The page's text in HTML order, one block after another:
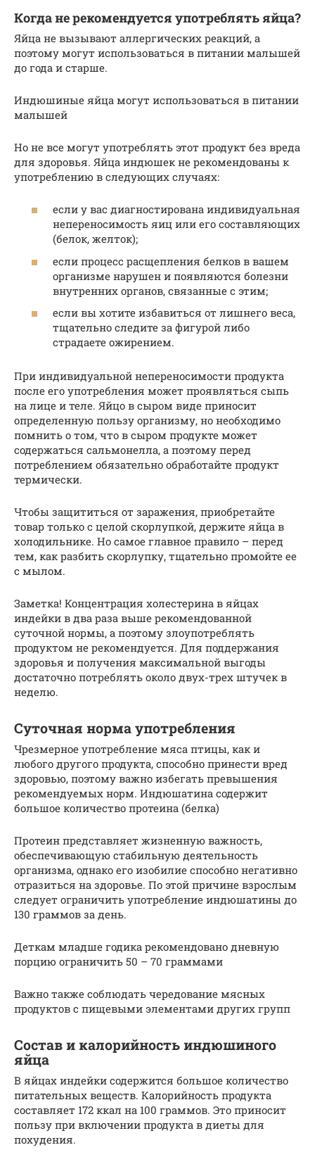
Когда не рекомендуется употреблять яйца?
Яйца не вызывают аллергических реакций, а
поэтому могут использоваться в питании малышей
до года и старше.
Индюшиные яйца могут использоваться в питании
малышей
Но не все могут употреблять этот продукт без вреда
для здоровья. Яйца индюшек не рекомендованы к
употреблению в следующих случаях:
если у вас диагностирована индивидуальная
непереносимость яиц или его составляющих
(белок, желток);
если процесс расщепления белков в вашем
организме нарушен и появляются болезни
внутренних органов, связанные с этим;
если вы хотите избавиться от лишнего веса,
тщательно следите за фигурой либо
страдаете ожирением.
При индивидуальной непереносимости продукта
после его употребления может проявляться сыпь
на лице и теле. Яйцо в сыром виде приносит
определенную пользу организму, но необходимо
помнить о том, что в сыром продукте может
содержаться сальмонелла, а поэтому перед
потреблением обязательно обработайте продукт
термически.
Чтобы защититься от заражения, приобретайте
товар только с целой скорлупкой, держите яйца в
холодильнике. Но самое главное правило – перед
тем, как разбить скорлупку, тщательно промойте ее
с мылом.
Заметка! Концентрация холестерина в яйцах
индейки в два раза выше рекомендованной
суточной нормы, а поэтому злоупотреблять
продуктом не рекомендуется. Для поддержания
здоровья и получения максимальной выгоды
достаточно потреблять около двух-трех штучек в
неделю.
Суточная норма употребления
Чрезмерное употребление мяса птицы, как и
любого другого продукта, способно принести вред
здоровью, поэтому важно избегать превышения
рекомендуемых норм. Индюшатина содержит
большое количество протеина (белка)
Протеин представляет жизненную важность,
обеспечивающую стабильную деятельность
организма, однако его изобилие способно негативно
отразиться на здоровье. По этой причине взрослым
следует ограничить употребление индюшатины до
130 граммов за день.
Деткам младше годика рекомендовано дневную
порцию ограничить 50 – 70 граммами
Важно также соблюдать чередование мясных
продуктов с пищевыми элементами других групп
Состав и калорийность индюшиного
яйца
В яйцах индейки содержится большое количество
питательных веществ. Калорийность продукта
составляет 172 ккал на 100 граммов. Это приносит
пользу при включении продукта в диеты для
похудения.